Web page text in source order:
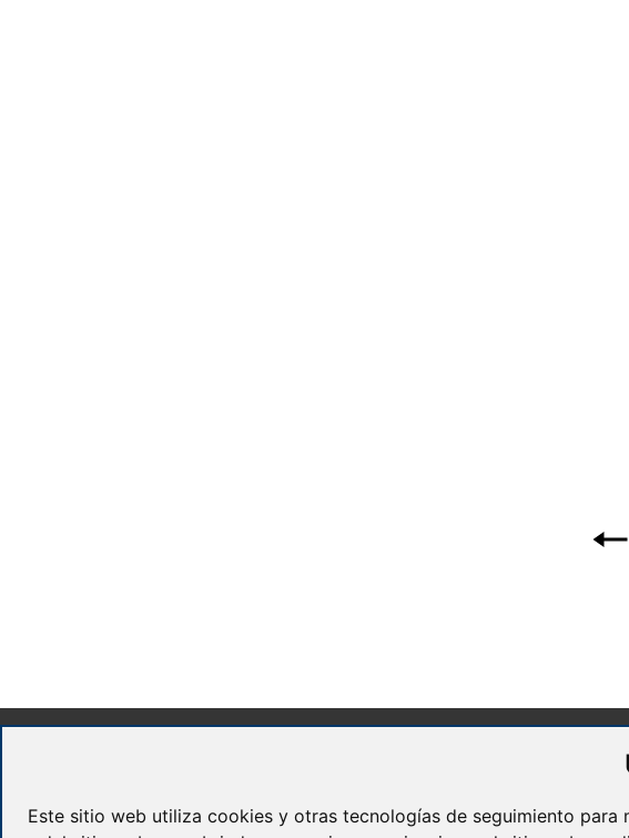
Este sitio web utiliza cookies y otras tecnologías de seguimiento